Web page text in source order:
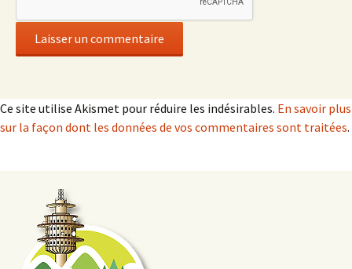
Ce site utilise Akismet pour réduire les indésirables. En savoir plus
sur la façon dont les données de vos commentaires sont traitées.